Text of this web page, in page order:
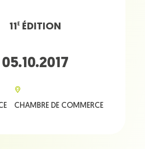
11 E ÉDITION
05.10.2017
CHAMBRE DE COMMERCE